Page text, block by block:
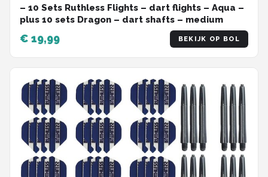
– 10 Sets Ruthless Flights – dart flights – Aqua –
plus 10 sets Dragon – dart shafts – medium
€ 19,99 BEKIJK OP BOL